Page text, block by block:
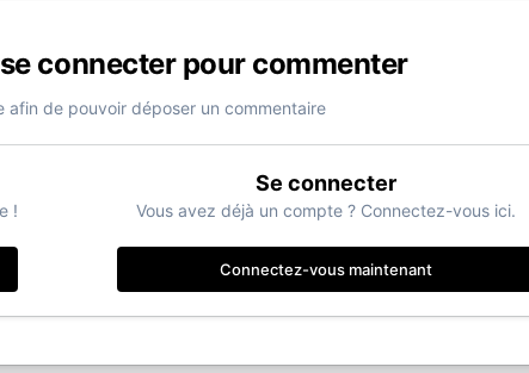
connecter pour commenter
afin de pouvoir déposer un commentaire
!
Se connecter
Vous avez déjà un compte ? Connectez-vous ici.
Connectez-vous maintenant